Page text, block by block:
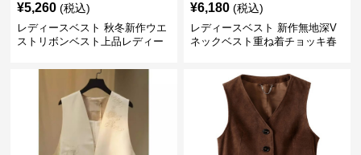
¥5,260 (税込)
レディースベスト 秋冬新作ウエ
ストリボンベスト上品レディー
¥6,180 (税込)
レディースベスト 新作無地深V
ネックベスト重ね着チョッキ春